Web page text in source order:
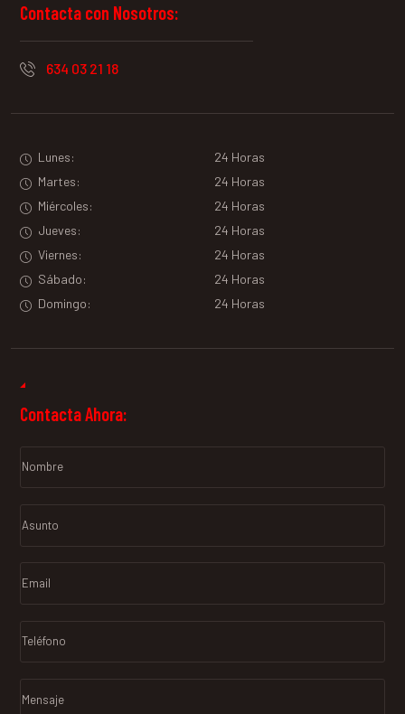
Contacta con Nosotros:
634 03 21 18
Lunes:
24 Horas
Martes:
24 Horas
Miércoles:
24 Horas
Jueves:
24 Horas
Viernes:
24 Horas
Sábado:
24 Horas
Domingo:
24 Horas
Contacta Ahora: